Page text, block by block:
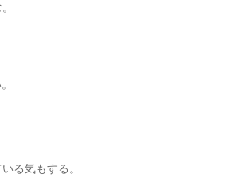
る気もする。